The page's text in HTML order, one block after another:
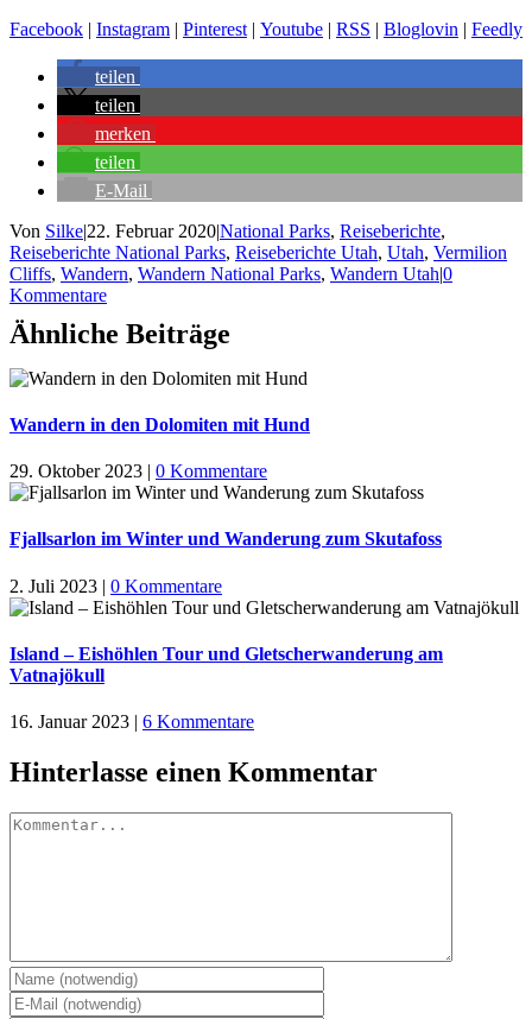
Facebook | Instagram | Pinterest | Youtube | RSS | Bloglovin | Feedly
teilen
teilen
merken
teilen
E-Mail
Von Silke|22. Februar 2020|National Parks, Reiseberichte,
Reiseberichte National Parks, Reiseberichte Utah, Utah, Vermilion
Cliffs, Wandern, Wandern National Parks, Wandern Utah|0
Kommentare
Ähnliche Beiträge
Wandern in den Dolomiten mit Hund
29. Oktober 2023 | 0 Kommentare
Fjallsarlon im Winter und Wanderung zum Skutafoss
2. Juli 2023 | 0 Kommentare
Island – Eishöhlen Tour und Gletscherwanderung am
Vatnajökull
16. Januar 2023 | 6 Kommentare
Hinterlasse einen Kommentar
Kommentar